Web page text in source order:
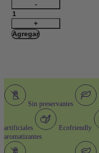
Mousse
con
Atún
UND
Agregar
Sin preservantes
artificiales Ecofriendly
aromatizantes